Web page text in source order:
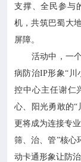
支撑、全民参与
机，共筑巴蜀大
屏障。
活动中，一
病防治IP形象“川
控中心主任谢仁
心、阳光勇敢的“
更将成为连接专
筛、治、管”核心
动卡通形象让防